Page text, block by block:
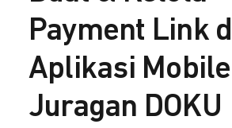
Payment Link
Aplikasi Mobile
Juragan DOKU